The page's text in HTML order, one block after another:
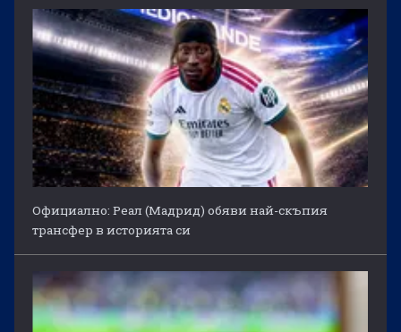
Официално: Реал (Мадрид) обяви най-скъпия
трансфер в историята си